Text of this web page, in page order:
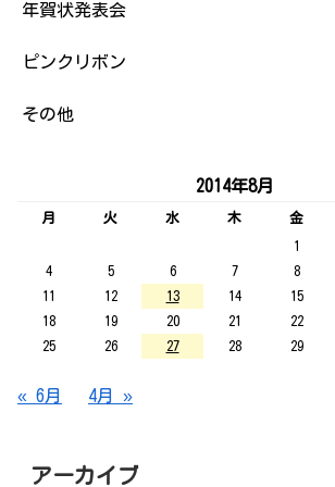
年賀状発表会
ピンクリボン
その他
2014年8月
月 火 水 木 金
1
4
5 6 7 8
11
12 13 14 15
18
19 20 21 22
25
26 27 28 29
« 6月 4月 »
アーカイブ